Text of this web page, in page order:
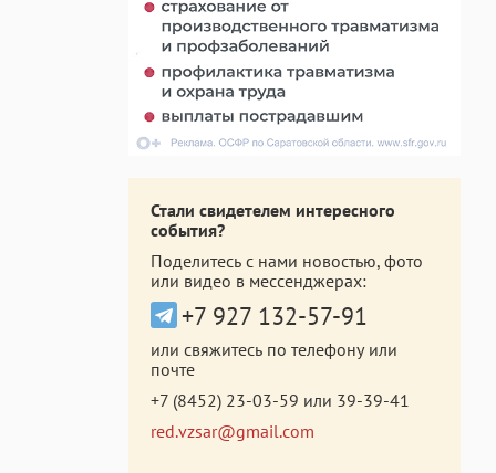
Стали свидетелем интересного
события?
Поделитесь с нами новостью, фото
или видео в мессенджерах:
+7 927 132-57-91
или свяжитесь по телефону или
почте
+7 (8452) 23-03-59 или 39-39-41
red.vzsar@gmail.com